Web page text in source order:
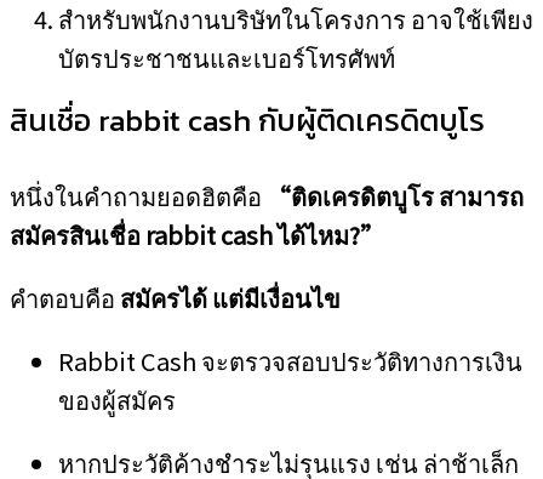
สำหรับพนักงานบริษัทในโครงการ อาจใช้เพียง
บัตรประชาชนและเบอร์โทรศัพท์
สินเชื่อ rabbit cash กับผู้ติดเครดิตบูโร
หนึ่งในคำถามยอดฮิตคือ “ติดเครดิตบูโร สามารถ
สมัครสินเชื่อ rabbit cash ได้ไหม?”
คำตอบคือ สมัครได้ แต่มีเงื่อนไข
Rabbit Cash จะตรวจสอบประวัติทางการเงิน
ของผู้สมัคร
หากประวัติค้างชำระไม่รุนแรง เช่น ล่าช้าเล็ก